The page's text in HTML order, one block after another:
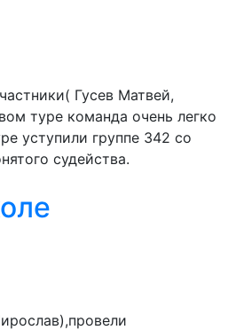
Гусев Матвей,
туре команда очень легко
уступили группе 342 со
судейства.